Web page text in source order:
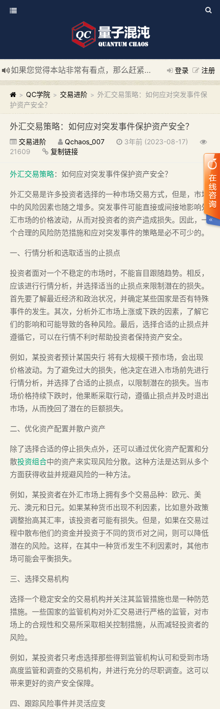
登录 注册
如果您觉得本站非常有看点，那么赶紧使用Ctrl+D 收藏我们吧
新添加量子混沌系统板块，欢迎大家访问！
---“量子混沌系
> QC学院 > 交易进阶 > 外汇交易策略：如何应对突发事件保
护资产安全？
外汇交易策略：如何应对突发事件保护资产安全？
交易进阶 Qchaos_007
3年前 (2023-08-17)
21609
复制链接
外汇交易策略：如何应对突发事件保护资产安全？
外汇交易是许多投资者选择的一种市场交易方式，但是，市场
中的风险因素也随之增多。突发事件可能直接或间接地影响外
汇市场的价格波动，从而对投资者的资产造成损失。因此，一
个合理的风险防范措施和应对突发事件的策略是必不可少的。
一、行情分析和选取适当的止损点
投资者面对一个不稳定的市场时，不能盲目跟随趋势。相反，
应该进行行情分析，并选择适当的止损点来限制潜在的损失。
首先要了解最近经济和政治状况，并确定某些国家是否有特殊
事件的发生。其次，分析外汇市场上涨或下跌的因素，了解它
们的影响和可能导致的各种风险。最后，选择合适的止损点并
遵循它，可以在行情不利时帮助投资者保持资产安全。
例如，某投资者预计某国央行 将有大规模干预市场，会出现
价格波动。为了避免过大的损失，他决定在进入市场前先进行
行情分析，并选择了合适的止损点，以限制潜在的损失。当市
场价格持续下跌时，他果断采取行动，遵循止损点并及时退出
市场，从而挽回了潜在的巨额损失。
二、优化资产配置并散户资产
除了选择合适的停止损失点外，还可以通过优化资产配置和分
散投资组合中的资产来实现风险分散。这种方法是达到从多个
方面获得收益并规避风险的一种方法。
例如，某投资者在外汇市场上拥有多个交易品种：欧元、美
元、澳元和日元。如果某种货币出现不利因素，比如意外政策
调整抬高其汇率，该投资者可能有损失。但是，如果在交易过
程中散布他们的资金并投资于不同的货币对之间，则可以降低
潜在的风险。这样，在其中一种货币发生不利因素时，其他市
场可能会平衡损失。
三、选择交易机构
选择一个稳定安全的交易机构并关注其监管措施也是一种防范
措施。一些国家的监管机构对外汇交易进行严格的监管，对市
场上的合规性和交易所采取相关控制措施，从而减轻投资者的
风险。
例如，某投资者只考虑选择那些得到监管机构认可和受到市场
高度监管和调查的交易机构，并进行充分的尽职调查。这可以
带来更好的资产安全保障。
四、跟踪风险事件并灵活应变